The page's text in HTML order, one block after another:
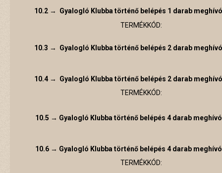
10.2 →
Gyalogló Klubba történő belépés 1 darab
TERMÉKKÓD:
10.3 → Gyalogló Klubba történő belépés 2 darab
10.4 → Gyalogló Klubba történő belépés 2 darab
TERMÉKKÓD:
10.5 → Gyalogló Klubba történő belépés 4 darab
10.6→ Gyalogló Klubba történő belépés 4 darab
TERMÉKKÓD: